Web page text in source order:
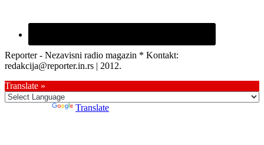
Reporter - Nezavisni radio magazin * Kontakt:
redakcija@reporter.in.rs | 2012.
Translate »
Translate